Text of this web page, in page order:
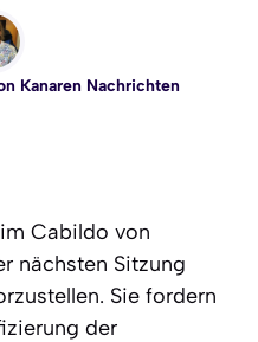
Kanaren Nachrichten
Cabildo von
nächsten Sitzung
Sie fordern
der